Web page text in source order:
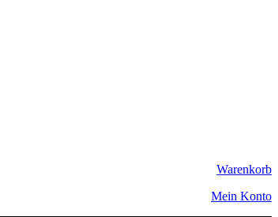
Warenkorb
Mein Konto